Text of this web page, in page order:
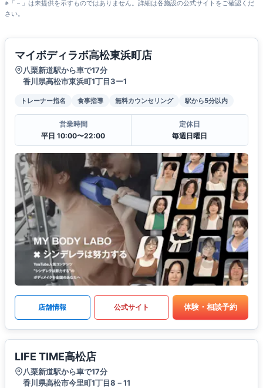
※「－」は未提供を示すものではありません。詳細は各施設の公式サイトをご確認くだ
さい。
マイボディラボ高松東浜町店
八栗新道駅から車で17分
香川県高松市東浜町1丁目3ー1
トレーナー指名 食事指導 無料カウンセリング 駅から5分以内
営業時間
平日 10:00〜22:00
定休日
毎週日曜日
店舗情報 公式サイト 体験・相談予約
LIFE TIME高松店
八栗新道駅から車で17分
香川県高松市今里町1丁目8－11